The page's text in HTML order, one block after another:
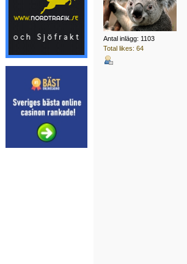
Antal inlägg: 1103
Total likes: 64